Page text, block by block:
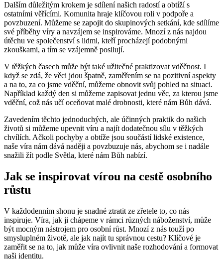
Dalším důležitým krokem je sdílení našich radostí a obtíží s
ostatními věřícími. Komunita hraje klíčovou roli v podpoře a
povzbuzení. Můžeme se zapojit do skupinových setkání, kde sdílíme
své příběhy víry a navzájem se inspirováme. Mnozí z nás najdou
útěchu ve společenství s lidmi, kteří procházejí podobnými
zkouškami, a tím se vzájemně posilují.
V těžkých časech může být také užitečné praktizovat vděčnost. I
když se zdá, že věci jdou špatně, zaměřením se na pozitivní aspekty
a na to, za co jsme vděční, můžeme obnovit svůj pohled na situaci.
Například každý den si můžeme zapisovat jednu věc, za kterou jsme
vděční, což nás učí oceňovat malé drobnosti, které nám Bůh dává.
Zavedením těchto jednoduchých, ale účinných praktik do našich
životů si můžeme upevnit víru a najít dodatečnou sílu v těžkých
chvílích. Ačkoli pochyby a obtíže jsou součástí lidské existence,
naše víra nám dává naději a povzbuzuje nás, abychom se i nadále
snažili žít podle Světla, které nám Bůh nabízí.
Jak se inspirovat vírou na cestě osobního
růstu
V každodenním shonu je snadné ztratit ze zřetele to, co nás
inspiruje. Víra, jak ji chápeme v rámci různých náboženství, může
být mocným nástrojem pro osobní růst. Mnozí z nás touží po
smysluplném životě, ale jak najít tu správnou cestu? Klíčové je
zaměřit se na to, jak může víra ovlivnit naše rozhodování a formovat
naši identitu.